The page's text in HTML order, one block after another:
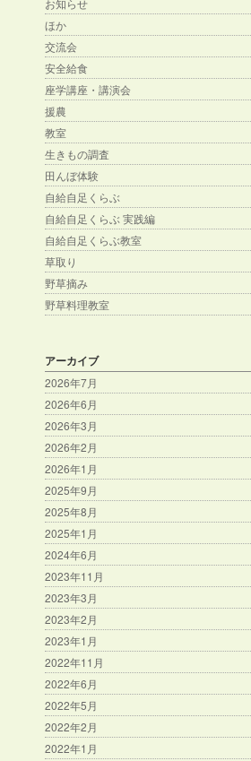
お知らせ
ほか
交流会
安全給食
座学講座・講演会
援農
教室
生きもの調査
田んぼ体験
自給自足くらぶ
自給自足くらぶ 実践編
自給自足くらぶ教室
草取り
野草摘み
野草料理教室
アーカイブ
2026年7月
2026年6月
2026年3月
2026年2月
2026年1月
2025年9月
2025年8月
2025年1月
2024年6月
2023年11月
2023年3月
2023年2月
2023年1月
2022年11月
2022年6月
2022年5月
2022年2月
2022年1月